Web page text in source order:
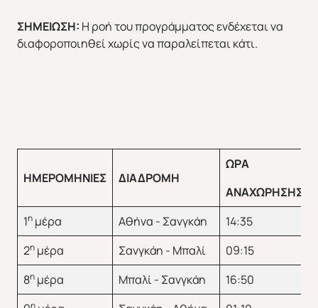
ΣΗΜΕΙΩΣΗ: Η ροή του προγράμματος ενδέχεται να
διαφοροποιηθεί χωρίς να παραλείπεται κάτι.
ΗΜΕΡΟΜΗΝΙΕΣ ΔΙΑΔΡΟΜΗ
ΩΡΑ
ΑΝΑΧΩΡΗΣΗΣ
1η μέρα Αθήνα - Σανγκάη 14:35
2η μέρα Σανγκάη - Μπαλί 09:15
8η μέρα Μπαλί - Σανγκάη 16:50
η